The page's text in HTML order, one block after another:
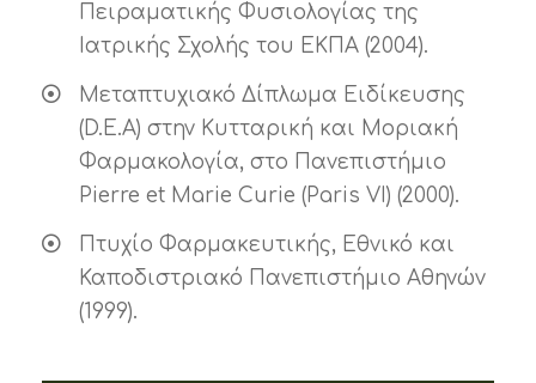
Πειραματικής Φυσιολογίας της
Ιατρικής Σχολής του ΕΚΠΑ (2004).
Μεταπτυχιακό Δίπλωμα Ειδίκευσης
(D.E.A) στην Κυτταρική και Μοριακή
Φαρμακολογία, στο Πανεπιστήμιο
Pierre et Marie Curie (Paris VI) (2000).
Πτυχίο Φαρμακευτικής, Εθνικό και
Καποδιστριακό Πανεπιστήμιο Αθηνών
(1999).